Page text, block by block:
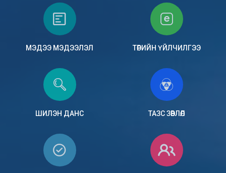
МЭДЭЭ МЭДЭЭЛЭЛ ТӨРИЙН ҮЙЛЧИЛГЭЭ
ШИЛЭН ДАНС ТАЗС ЗӨВЛӨЛ